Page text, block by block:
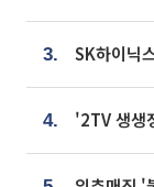
3.
4.